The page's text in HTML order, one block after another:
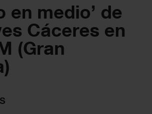
en medio’ de
Cáceres en
(Gran